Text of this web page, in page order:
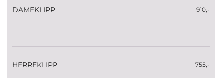
DAMEKLIPP 910,-
HERREKLIPP 755,-